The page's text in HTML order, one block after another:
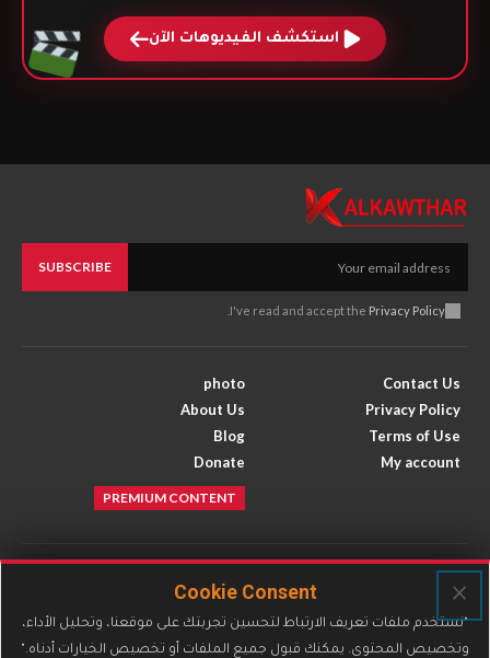
استكشف الفيديوهات الآن
SUBSCRIBE
I've read and accept the Privacy Policy
Contact Us
Privacy Policy
Terms of Use
My account
photo
About Us
Blog
Donate
PREMIUM CONTENT
Facebook
X Youtube
×
Cookie Consent
"نستخدم ملفات تعريف الارتباط لتحسين تجربتك على موقعنا، وتحليل الأداء،
وتخصيص المحتوى. يمكنك قبول جميع الملفات أو تخصيص الخيارات أدناه."